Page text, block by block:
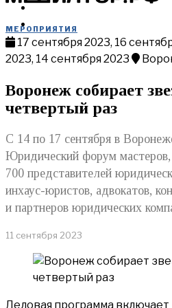
КУПИТЬ
МЕРОПРИЯТИЯ
17 сентября 2023, 16
2023, 14 сентября 2023
Воронеж собирает
четвертый раз
С 14 по 17 сентября в
Юридический форум мастеров,
700 представителей
инхаус-юристов, адвокатов,
и партнеров юридических
11 сентября 2023
Деловая программа включает